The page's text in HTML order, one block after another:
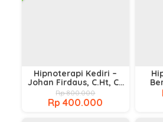
Hipnoterapi Kediri –
Johan Firdaus, C.Ht, CI,
CT, NNLP
Rp 800.000
Rp 400.000